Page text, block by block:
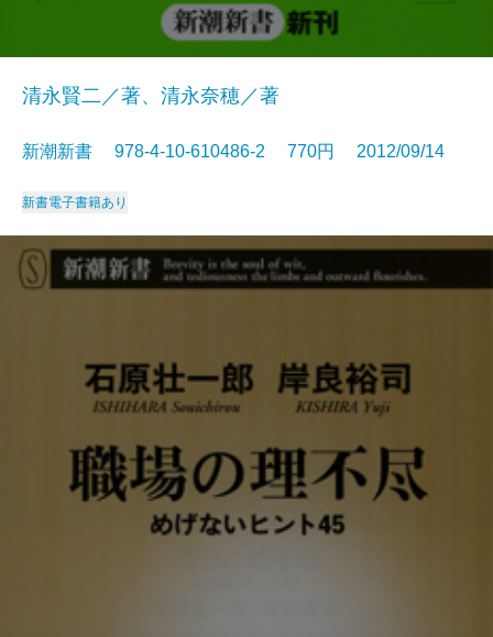
清永賢二／著、清永奈穂／著
新潮新書 978-4-10-610486-2 770円 2012/09/14
新書電子書籍あり